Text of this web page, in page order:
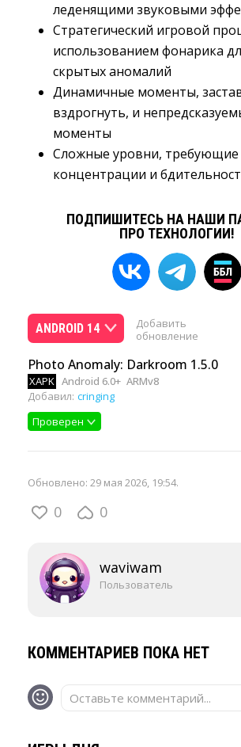
леденящими звуковыми
Стратегический игровой
использованием фонарика
скрытых аномалий
Динамичные моменты,
вздрогнуть, и
моменты
Сложные уровни, требующие
концентрации и
ПОДПИШИТЕСЬ НА НАШИ
ПРО ТЕХНОЛОГИИ!
ANDROID 14
Добавить
обновление
Photo Anomaly: Darkroom 1.5.0
XAPK Android 6.0+ ARMv8
Добавил: cringing
Проверен
Обновлено: 29 мая 2026, 19:54.
0 0
waviwam
Пользователь
КОММЕНТАРИЕВ ПОКА НЕТ
Оставьте комментарий...